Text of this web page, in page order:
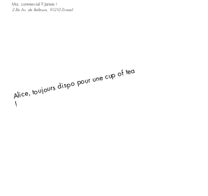
Moi, commercial ? Jamais !
2 Bis Av. de Bellevue, 91210 Draveil
Alice, toujours dispo pour une cup of tea
!